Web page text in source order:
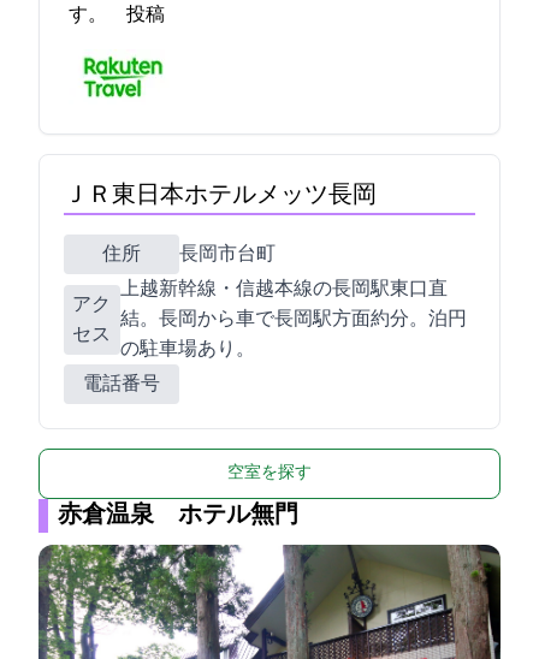
す。 2024-04-18 13:16:40投稿
ＪＲ東日本ホテルメッツ長岡
住所 長岡市台町2-4-9
アク
セス
上越新幹線・信越本線の長岡駅東口直
結。長岡ICから車で長岡駅方面約20分。1泊800円
の駐車場あり。
電話番号
空室を探す
赤倉温泉 ホテル無門